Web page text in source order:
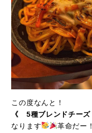
この度なんと！
《 5種ブレンドチー
なります
革命だー！